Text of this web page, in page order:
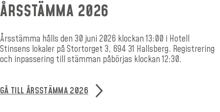
ÅRSSTÄMMA 2026
Årsstämma hålls den 30 juni 2026 klockan 13:00 i Hotell
Stinsens lokaler på Stortorget 3, 694 31 Hallsberg. Registrering
och inpassering till stämman påbörjas klockan 12:30.
GÅ TILL ÅRSSTÄMMA 2026